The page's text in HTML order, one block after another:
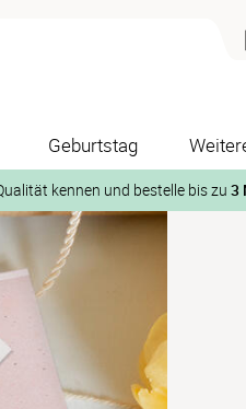
Geburtstag
kennen und bestelle bis zu 3
3 Kartendesigns
auf der jeweiligen Produktseite